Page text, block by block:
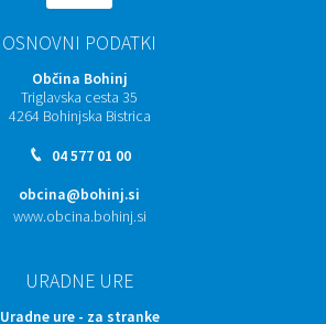
OSNOVNI PODATKI
Občina Bohinj
Triglavska cesta 35
4264 Bohinjska Bistrica
04 577 01 00
obcina@bohinj.si
www.obcina.bohinj.si
URADNE URE
Uradne ure - za stranke